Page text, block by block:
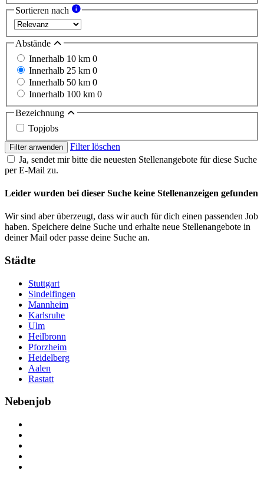
Sortieren nach
Abstände
Innerhalb 10 km 0
Innerhalb 25 km 0
Innerhalb 50 km 0
Innerhalb 100 km 0
Bezeichnung
Topjobs
Filter anwenden
Filter löschen
Ja, sendet mir bitte die neuesten Stellenangebote für diese Suche
per E-Mail zu.
Leider wurden bei dieser Suche keine Stellenanzeigen gefunden
Wir sind aber überzeugt, dass wir auch für dich einen passenden Job
haben. Speichere deine Suche und erhalte neue Stellenangebote in
deiner Mail oder passe deine Suche an.
Städte
Stuttgart
Sindelfingen
Mannheim
Karlsruhe
Ulm
Heilbronn
Pforzheim
Heidelberg
Aalen
Rastatt
Nebenjob